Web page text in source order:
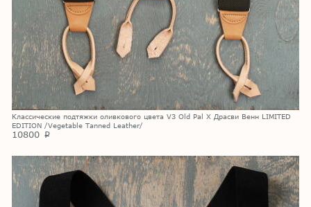
Классические подтяжки оливкового цвета V3 Old Pal X Драсви Венн LIMITED
EDITION /Vegetable Tanned Leather/
10800 p